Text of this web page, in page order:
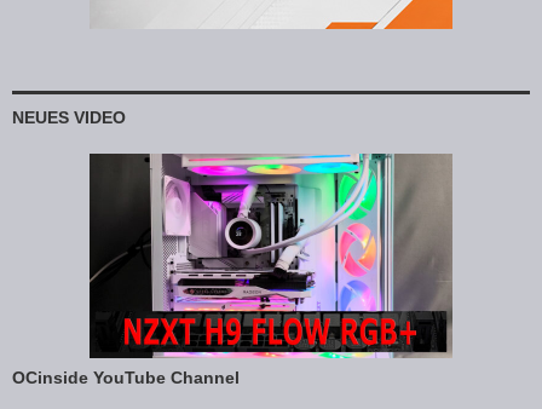
NEUES VIDEO
OCinside YouTube Channel